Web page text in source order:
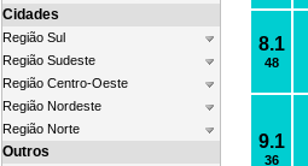
Cidades
Região Sul
Região Sudeste
Região Centro-Oeste
Região Nordeste
Região Norte
Outros
8.1
48
9.1
36